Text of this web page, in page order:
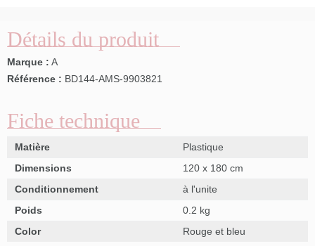
Détails du produit
Marque : A
Référence : BD144-AMS-9903821
Fiche technique
Matière
Plastique
Dimensions
120 x 180 cm
Conditionnement
à l'unite
Poids
0.2 kg
Color
Rouge et bleu